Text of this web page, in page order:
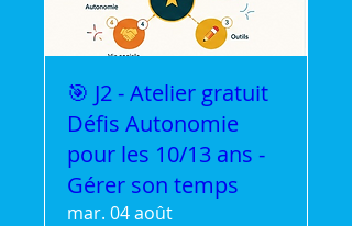
🎯 J2 - Atelier gratuit
Défis Autonomie
pour les 10/13 ans -
Gérer son temps
mar. 04 août